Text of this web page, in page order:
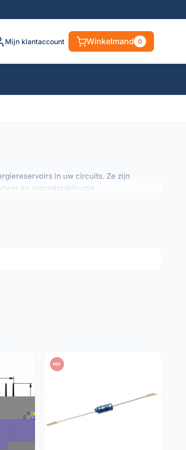
Mijn klantaccount Winkelmand 0
in uw circuits. Ze zijn
en signaalstabilisatie.
technische specificaties:
hoger is dan de werkelijke spanning van
PDF